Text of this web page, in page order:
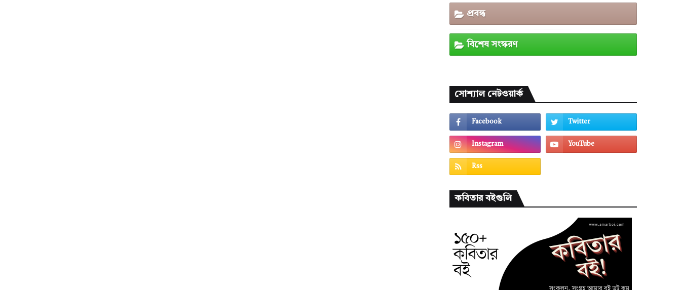
প্রবন্ধ
বিশেষ সংস্করণ
সোশ্যাল নেটওয়ার্ক
কবিতার বইগুলি